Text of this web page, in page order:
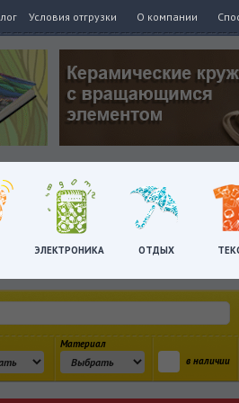
Условия отгрузки О компании
ЭЛЕКТРОНИКА ОТДЫХ
Материал
в наличии